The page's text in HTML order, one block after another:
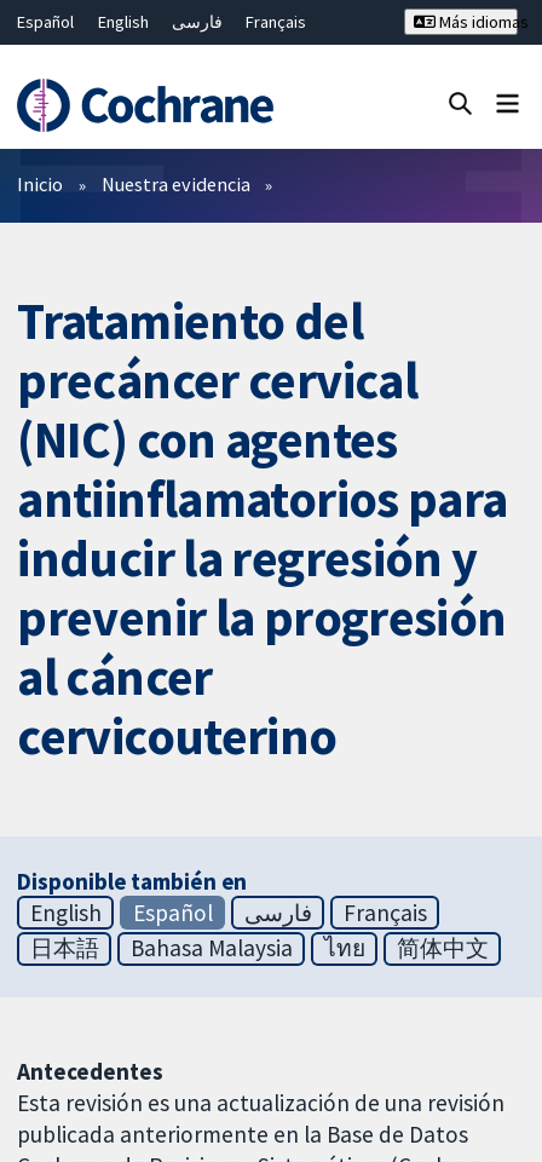
Español English فارسی
Français
Bahasa Malaysia
ไทย 繁體中文
Más idiomas
Filtros
Inicio Nuestra evidencia
Tratamiento del
precáncer cervical
(NIC) con agentes
antiinflamatorios para
inducir la regresión y
prevenir la progresión
al cáncer
cervicouterino
Disponible también en
English
Español فارسی
Français
日本語
Bahasa Malaysia ไทย 简体中文
Antecedentes
Esta revisión es una actualización de una revisión
publicada anteriormente en la Base de Datos